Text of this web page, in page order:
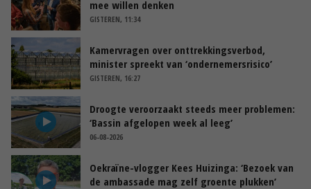
mee willen denken
GISTEREN, 11:34
Kamervragen over onttrekkingsverbod,
minister spreekt van ‘ondernemersrisico’
GISTEREN, 16:27
Droogte veroorzaakt steeds meer problemen:
‘Bassin afgelopen week al leeg’
06-08-2026
Oekraïne-vlogger Kees Huizinga: ‘Bezoek van
de ambassade mag zelf groente plukken’